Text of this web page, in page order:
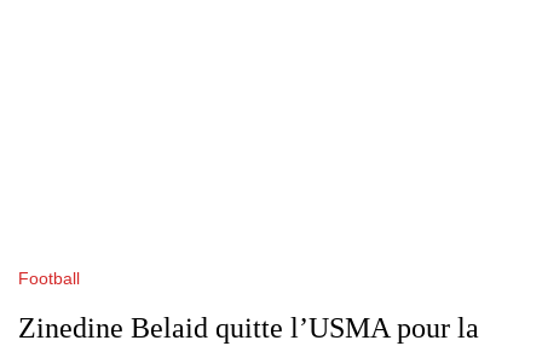
Football
Zinedine Belaid quitte l’USMA pour la